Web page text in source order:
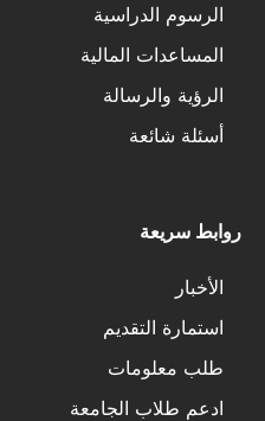
الرسوم الدراسية
المساعدات المالية
الرؤية والرسالة
أسئلة شائعة
روابط سريعة
الأخبار
استمارة التقديم
طلب معلومات
ادعم طلاب الجامعة